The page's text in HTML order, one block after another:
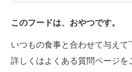
このフードは、おやつです。
いつもの食事と合わせて与えて
詳しくはよくある質問ページ